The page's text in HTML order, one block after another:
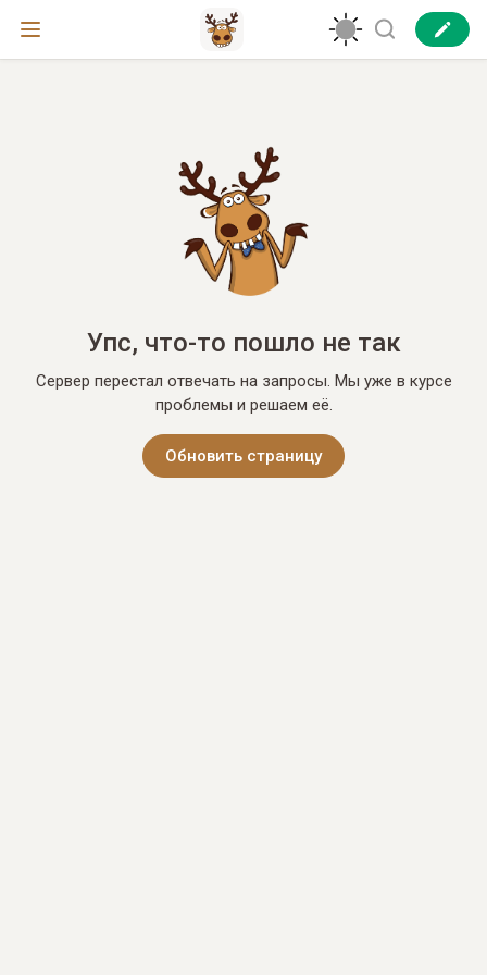
Упс, что-то пошло не так
Сервер перестал отвечать на запросы. Мы уже в курсе
проблемы и решаем её.
Обновить страницу